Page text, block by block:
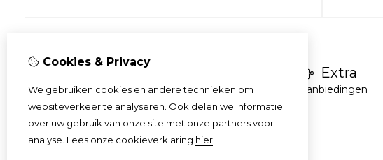
Over ons
Bestellen
Algemene voorwaarden
Privacy & veiligheid
Extra
Aanbiedingen
Cookies & Privacy
We gebruiken cookies en andere technieken om
websiteverkeer te analyseren. Ook delen we informatie
over uw gebruik van onze site met onze partners voor
analyse. Lees onze cookieverklaring hier